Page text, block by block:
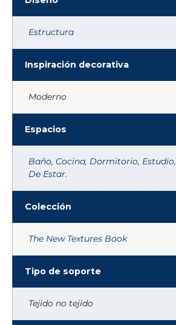
Estructura
Inspiración decorativa
Moderno
Espacios
Baño, Cocina, Dormitorio, Estudio,
De Estar.
Colección
The New Textures Book
Tipo de soporte
Tejido no tejido